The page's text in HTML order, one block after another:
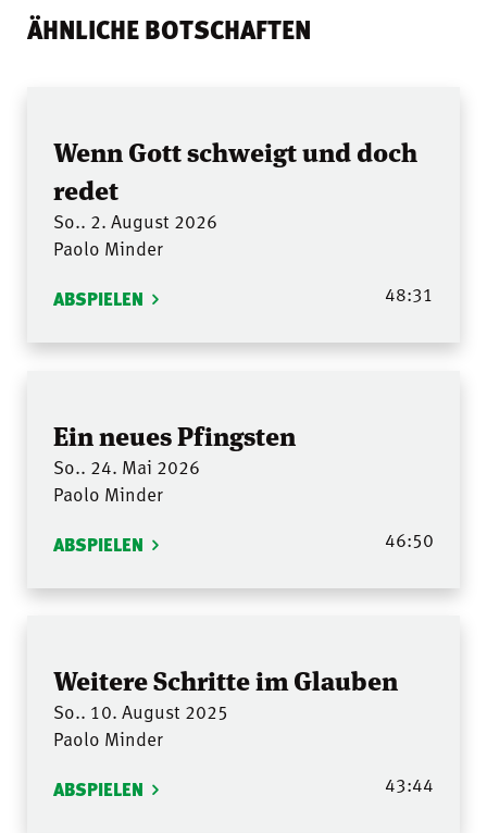
ÄHNLICHE BOTSCHAFTEN
Wenn Gott schweigt und doch
redet
So.. 2. August 2026
Paolo Minder
ABSPIELEN 48:31
Ein neues Pfingsten
So.. 24. Mai 2026
Paolo Minder
ABSPIELEN 46:50
Weitere Schritte im Glauben
So.. 10. August 2025
Paolo Minder
ABSPIELEN 43:44